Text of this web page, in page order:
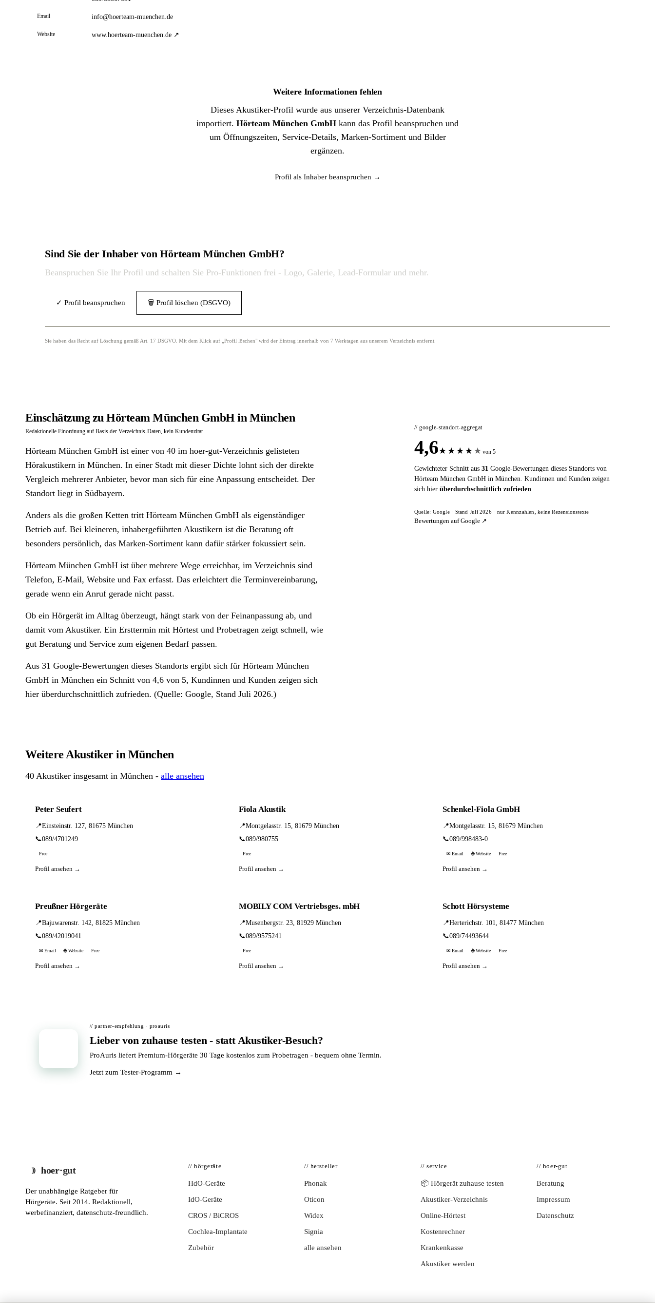
Email info@hoerteam-muenchen.de
Website www.hoerteam-muenchen.de ↗
Weitere Informationen fehlen
Dieses Akustiker-Profil wurde aus unserer Verzeichnis-Datenbank
importiert. Hörteam München GmbH kann das Profil beanspruchen und
um Öffnungszeiten, Service-Details, Marken-Sortiment und Bilder
ergänzen.
Profil als Inhaber beanspruchen →
Sind Sie der Inhaber von Hörteam München GmbH?
Beanspruchen Sie Ihr Profil und schalten Sie Pro-Funktionen frei - Logo, Galerie, Lead-Formular und mehr.
✓ Profil beanspruchen 🗑 Profil löschen (DSGVO)
Sie haben das Recht auf Löschung gemäß Art. 17 DSGVO. Mit dem Klick auf „Profil löschen" wird der Eintrag innerhalb von 7 Werktagen aus unserem Verzeichnis entfernt.
Einschätzung zu Hörteam München GmbH in München
Redaktionelle Einordnung auf Basis der Verzeichnis-Daten, kein Kundenzitat.
Hörteam München GmbH ist einer von 40 im hoer-gut-Verzeichnis gelisteten
Hörakustikern in München. In einer Stadt mit dieser Dichte lohnt sich der direkte
Vergleich mehrerer Anbieter, bevor man sich für eine Anpassung entscheidet. Der
Standort liegt in Südbayern.
Anders als die großen Ketten tritt Hörteam München GmbH als eigenständiger
Betrieb auf. Bei kleineren, inhabergeführten Akustikern ist die Beratung oft
besonders persönlich, das Marken-Sortiment kann dafür stärker fokussiert sein.
Hörteam München GmbH ist über mehrere Wege erreichbar, im Verzeichnis sind
Telefon, E-Mail, Website und Fax erfasst. Das erleichtert die Terminvereinbarung,
gerade wenn ein Anruf gerade nicht passt.
Ob ein Hörgerät im Alltag überzeugt, hängt stark von der Feinanpassung ab, und
damit vom Akustiker. Ein Ersttermin mit Hörtest und Probetragen zeigt schnell, wie
gut Beratung und Service zum eigenen Bedarf passen.
Aus 31 Google-Bewertungen dieses Standorts ergibt sich für Hörteam München
GmbH in München ein Schnitt von 4,6 von 5, Kundinnen und Kunden zeigen sich
hier überdurchschnittlich zufrieden. (Quelle: Google, Stand Juli 2026.)
// google-standort-aggregat
4,6★ ★ ★ ★ ★ von 5
Gewichteter Schnitt aus 31Google-Bewertungen dieses Standorts von
Hörteam München GmbH in München. Kundinnen und Kunden zeigen
sich hier überdurchschnittlich zufrieden.
Quelle: Google · Stand Juli 2026 · nur Kennzahlen, keine Rezensionstexte
Bewertungen auf Google ↗
Weitere Akustiker in München
40 Akustiker insgesamt in München - alle ansehen
Peter Seufert
📍Einsteinstr. 127, 81675 München
📞089/4701249
Free
Profil ansehen →
Fiola Akustik
📍Montgelasstr. 15, 81679 München
📞089/980755
Free
Profil ansehen →
Schenkel-Fiola GmbH
📍Montgelasstr. 15, 81679 München
📞089/998483-0
✉ Email 🌐 Website Free
Profil ansehen →
Preußner Hörgeräte
📍Bajuwarenstr. 142, 81825 München
📞089/42019041
✉ Email 🌐 Website Free
Profil ansehen →
MOBILY COM Vertriebsges. mbH
📍Musenbergstr. 23, 81929 München
📞089/9575241
Free
Profil ansehen →
Schott Hörsysteme
📍Herterichstr. 101, 81477 München
📞089/74493644
✉ Email 🌐 Website Free
Profil ansehen →
// partner-empfehlung · proauris
Lieber von zuhause testen - statt Akustiker-Besuch?
ProAuris liefert Premium-Hörgeräte 30 Tage kostenlos zum Probetragen - bequem ohne Termin.
Jetzt zum Tester-Programm →
hoer·gut
Der unabhängige Ratgeber für
Hörgeräte. Seit 2014. Redaktionell,
werbefinanziert, datenschutz-freundlich.
// hörgeräte
HdO-Geräte
IdO-Geräte
CROS / BiCROS
Cochlea-Implantate
Zubehör
// hersteller
Phonak
Oticon
Widex
Signia
alle ansehen
// service
📦 Hörgerät zuhause testen
Akustiker-Verzeichnis
Online-Hörtest
Kostenrechner
Krankenkasse
Akustiker werden
// hoer-gut
Beratung
Impressum
Datenschutz